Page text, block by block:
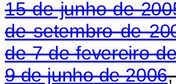
15 de junho de
de setembro de
de 7 de fevereiro
9 de junho de 2006